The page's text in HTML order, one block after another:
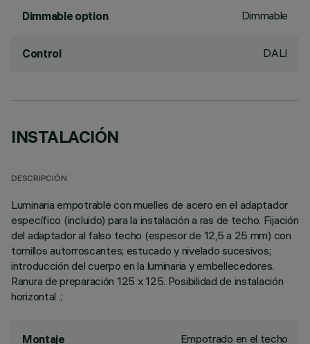
Dimmable option Dimmable
Control DALI
INSTALACIÓN
DESCRIPCIÓN
Luminaria empotrable con muelles de acero en el adaptador
específico (incluido) para la instalación a ras de techo. Fijación
del adaptador al falso techo (espesor de 12,5 a 25 mm) con
tornillos autorroscantes; estucado y nivelado sucesivos;
introducción del cuerpo en la luminaria y embellecedores.
Ranura de preparación 125 x 125. Posibilidad de instalación
horizontal .;
Montaje Empotrado en el techo